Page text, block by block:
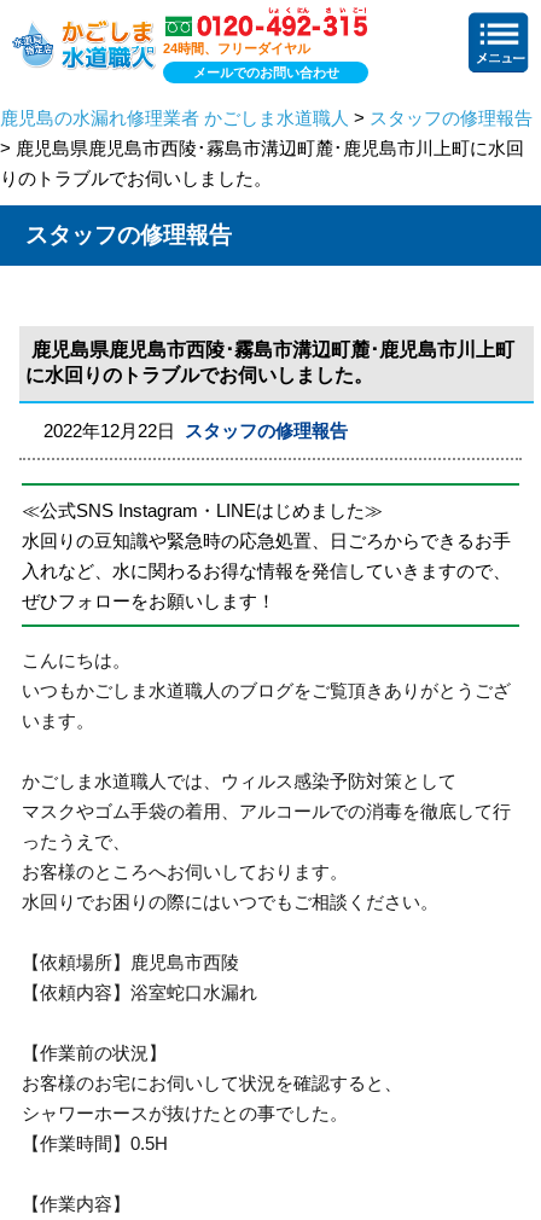
24時間、フリーダイヤル
メールでのお問い合わせ
鹿児島の水漏れ修理業者 かごしま水道職人 > スタッフの修理報告
> 鹿児島県鹿児島市西陵･霧島市溝辺町麓･鹿児島市川上町に水回
りのトラブルでお伺いしました。
スタッフの修理報告
鹿児島県鹿児島市西陵･霧島市溝辺町麓･鹿児島市川上町
に水回りのトラブルでお伺いしました。
2022年12月22日 スタッフの修理報告
≪公式SNS Instagram・LINEはじめました≫
水回りの豆知識や緊急時の応急処置、日ごろからできるお手
入れなど、水に関わるお得な情報を発信していきますので、
ぜひフォローをお願いします！
こんにちは。
いつもかごしま水道職人のブログをご覧頂きありがとうござ
います。
かごしま水道職人では、ウィルス感染予防対策として
マスクやゴム手袋の着用、アルコールでの消毒を徹底して行
ったうえで、
お客様のところへお伺いしております。
水回りでお困りの際にはいつでもご相談ください。
【依頼場所】鹿児島市西陵
【依頼内容】浴室蛇口水漏れ
【作業前の状況】
お客様のお宅にお伺いして状況を確認すると、
シャワーホースが抜けたとの事でした。
【作業時間】0.5H
【作業内容】